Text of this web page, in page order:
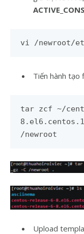
vi /newroot/
Tiến hành
tar zcf ~/
/newroot
Upload